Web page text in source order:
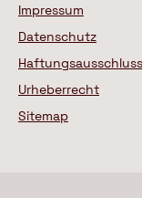
Impressum
Datenschutz
Haftungsausschluss
Urheberrecht
Sitemap